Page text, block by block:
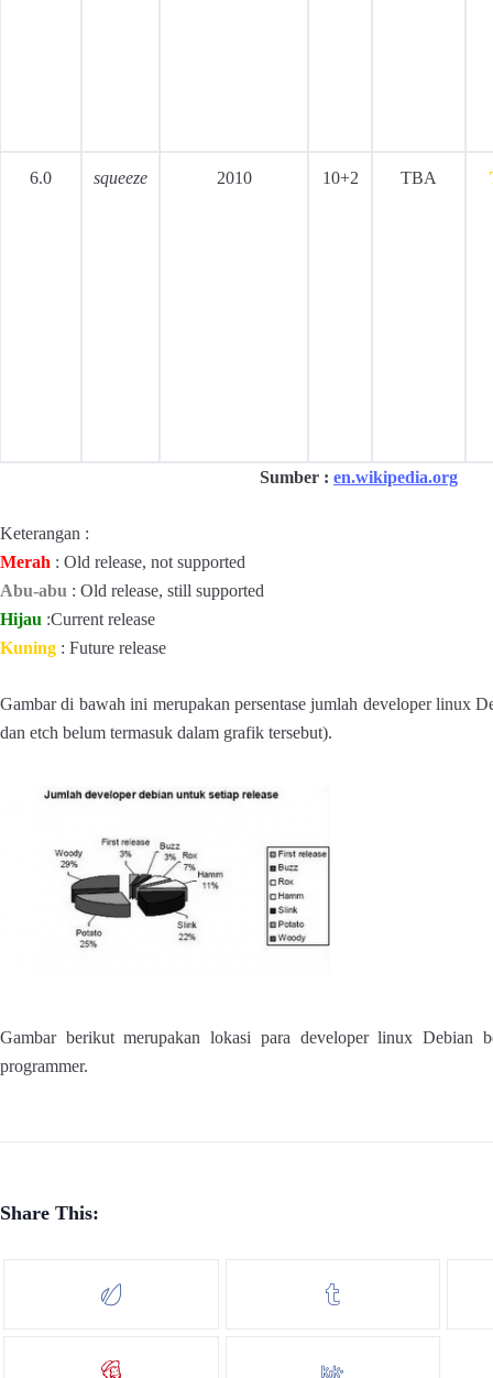
6.0 squeeze 2010 10+2 TBA
Sumber : en.wikipedia.org
Keterangan :
Merah : Old release, not supported
Abu-abu : Old release, still supported
Hijau :Current release
Kuning : Future release
Gambar di bawah ini merupakan persentase jumlah developer linux
dan etch belum termasuk dalam grafik tersebut).
Gambar berikut merupakan lokasi para developer linux Debian
programmer.
Share This: